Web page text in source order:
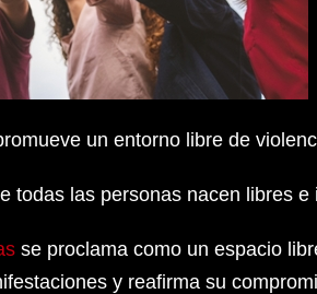
un entorno libre de
todas las personas nacen libres
se proclama como un espacio
y reafirma su